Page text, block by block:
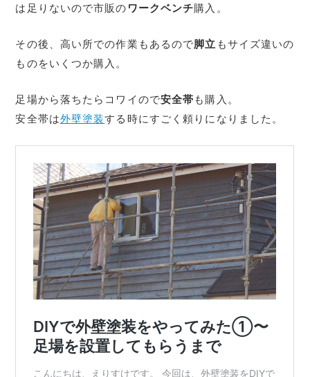
は足りないので市販の ワークベンチ購入。
その後、高い所での作業もあるので脚立 もサイズ違いの
ものをいくつか購入。
足場から落ちたらコワイので安全帯 も購入。
安全帯は外壁塗装する時にすごく頼りになりました。